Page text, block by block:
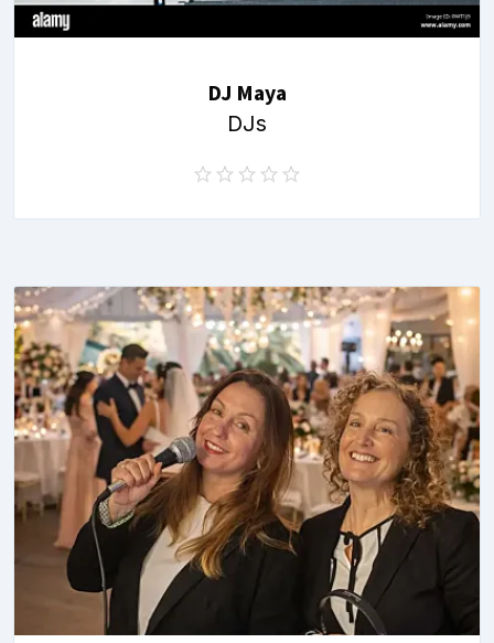
DJ Maya
DJs